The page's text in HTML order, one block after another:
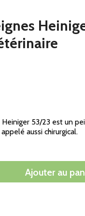
53/23 est un
aussi chirurgical.
Ajouter au